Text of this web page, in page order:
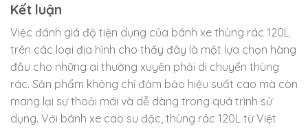
Kết luận
Việc đánh giá độ tiện dụng của bánh xe thùng rác 120L
trên các loại địa hình cho thấy đây là một lựa chọn hàng
đầu cho những ai thường xuyên phải di chuyển thùng
rác. Sản phẩm không chỉ đảm bảo hiệu suất cao mà còn
mang lại sự thoải mái và dễ dàng trong quá trình sử
dụng. Với bánh xe cao su đặc, thùng rác 120L từ Việt